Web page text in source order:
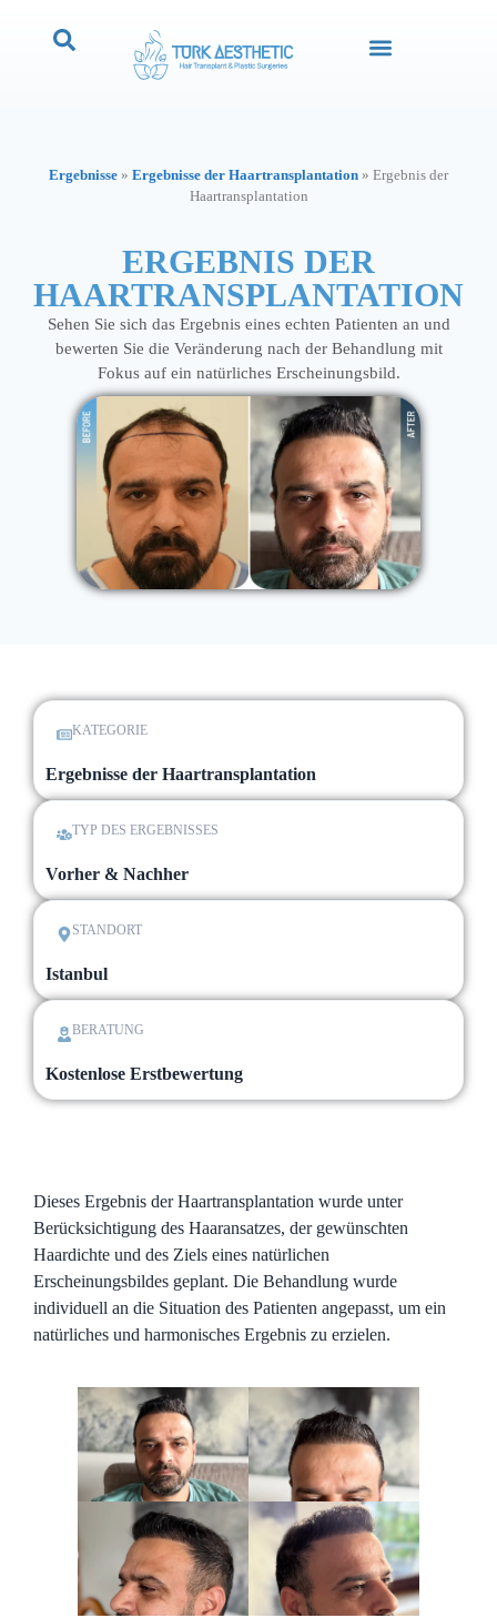
Ergebnisse » Ergebnisse der Haartransplantation » Ergebnis der
Haartransplantation
ERGEBNIS DER
HAARTRANSPLANTATION
Sehen Sie sich das Ergebnis eines echten Patienten an und
bewerten Sie die Veränderung nach der Behandlung mit
Fokus auf ein natürliches Erscheinungsbild.
KATEGORIE
Ergebnisse der Haartransplantation
TYP DES ERGEBNISSES
Vorher & Nachher
STANDORT
Istanbul
BERATUNG
Kostenlose Erstbewertung
Dieses Ergebnis der Haartransplantation wurde unter
Berücksichtigung des Haaransatzes, der gewünschten
Haardichte und des Ziels eines natürlichen
Erscheinungsbildes geplant. Die Behandlung wurde
individuell an die Situation des Patienten angepasst, um ein
natürliches und harmonisches Ergebnis zu erzielen.